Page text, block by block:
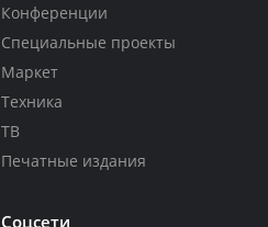
Конференции
Специальные проекты
Маркет
Техника
ТВ
Печатные издания
Соцсети